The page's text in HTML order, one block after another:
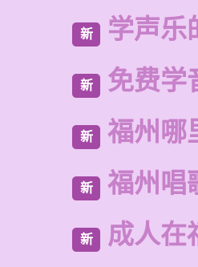
新 学声乐
新 免费学
新 福州哪
新 福州唱
新 成人在